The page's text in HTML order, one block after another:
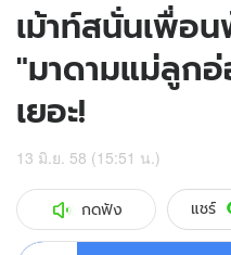
เม้าท์สนั่นเพื่อ
"มาดามแม่ลูก
เยอะ!
13 มิ.ย. 58 (15:51 น.)
กดฟัง แชร์